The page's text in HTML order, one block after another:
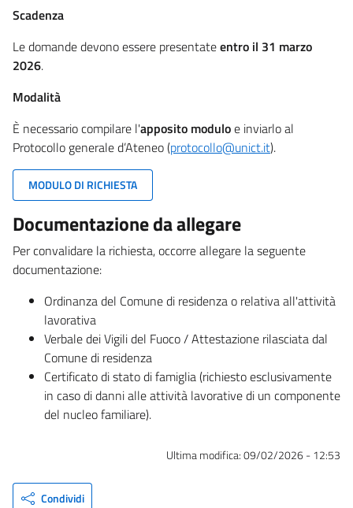
Scadenza
Le domande devono essere presentateentro il 31 marzo
2026.
Modalità
È necessario compilare l'apposito moduloe inviarlo al
Protocollo generale d’Ateneo (protocollo@unict.it).
MODULO DI RICHIESTA
Documentazione da allegare
Per convalidare la richiesta, occorre allegare la seguente
documentazione:
Ordinanza del Comune di residenza o relativa all'attività
lavorativa
Verbale dei Vigili del Fuoco / Attestazione rilasciata dal
Comune di residenza
Certificato di stato di famiglia (richiesto esclusivamente
in caso di danni alle attività lavorative di un componente
del nucleo familiare).
Ultima modifica:09/02/2026 - 12:53
Condividi